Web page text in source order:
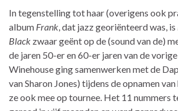
In tegenstelling tot haar (overigens ook
album Frank, dat jazz georiënteerd was, is
Black zwaar geënt op de (sound van de)
de jaren 50-er en 60-er jaren van de
Winehouse ging samenwerken met de
van Sharon Jones) tijdens de opnamen
ze ook mee op tournee. Het 11 nummers